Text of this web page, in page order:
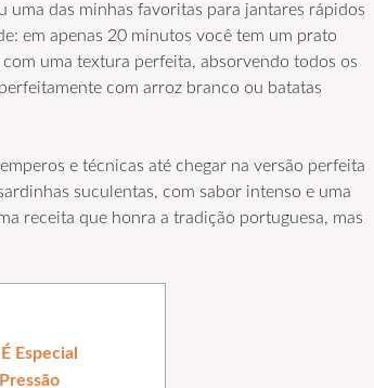
uma das minhas favoritas para jantares rápidos
em apenas 20 minutos você tem um prato
uma textura perfeita, absorvendo todos os
com arroz branco ou batatas
e técnicas até chegar na versão perfeita
suculentas, com sabor intenso e uma
receita que honra a tradição portuguesa, mas
Especial